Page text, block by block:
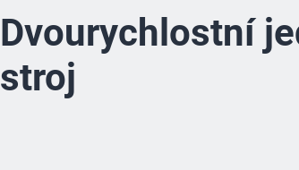
Dvourychlostní
stroj